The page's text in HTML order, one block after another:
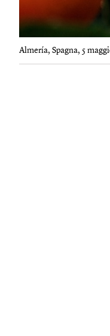
Almería, Spagna, 5